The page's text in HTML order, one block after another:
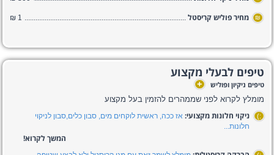
₪ מחיר פוליש קריסטל 1 ₪
טיפים לבעלי מקצוע
טיפים ניקיון ופוליש +
מומלץ לקרוא לפני שממהרים להזמין בעל מקצוע
:) ניקוי חלונות מקצועי: אז ככה, ראשית לוקחים מים, סבון כלים,סבון לניקוי
חלונות...
המשך לקרוא!